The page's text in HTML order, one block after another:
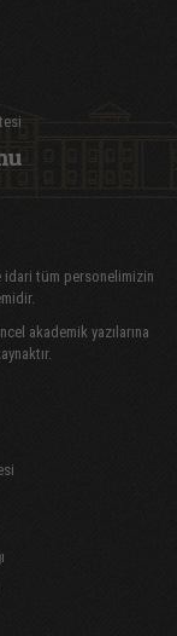
idari tüm personelimizin
akademik yazılarına